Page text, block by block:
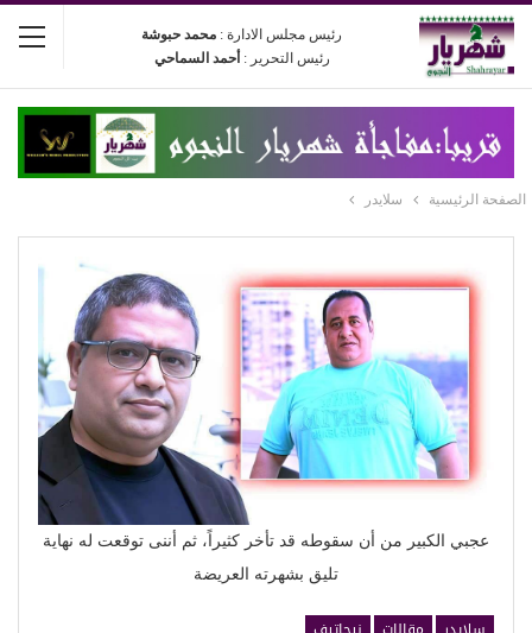
رئيس مجلس الادارة : محمد حبوشة
رئيس التحرير : أحمد السماحي
الصفحة الرئيسية سلايدر
عجبي الكبير من أن سقوطه قد تأخر كثيراً، ثم أننى توقعت له نهاية
تليق بشهرته العريضة